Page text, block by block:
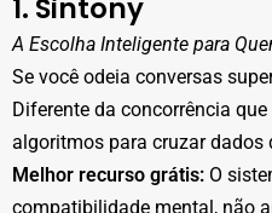
1. Sintony
A Escolha Inteligente para
Se você odeia conversas
Diferente da concorrência
algoritmos para cruzar dados
Melhor recurso grátis: O
compatibilidade mental, não